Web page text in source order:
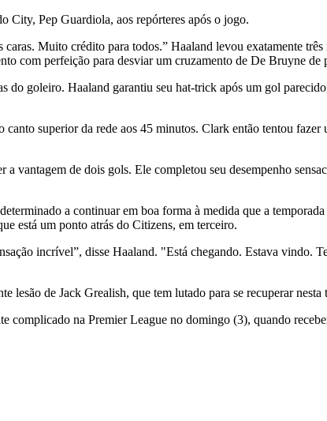
City, Pep Guardiola, aos repórteres após o jogo.
Muito crédito para todos.” Haaland levou exatamente
com perfeição para desviar um cruzamento de De Bruyne de
do goleiro. Haaland garantiu seu hat-trick após um gol
superior da rede aos 45 minutos. Clark então tentou fazer
vantagem de dois gols. Ele completou seu desempenho
a continuar em boa forma à medida que a
está um ponto atrás do Citizens, em terceiro.
incrível”, disse Haaland. "Está chegando. Estava vindo.
de Jack Grealish, que tem lutado para se recuperar nesta
complicado na Premier League no domingo (3), quando